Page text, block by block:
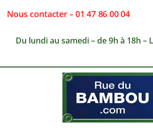
Nous contacter – 01 47 86 00 04
Du lundi au samedi – de 9h à 18h –